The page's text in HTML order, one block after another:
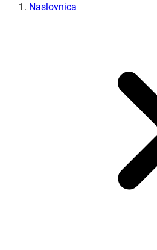
Naslovnica